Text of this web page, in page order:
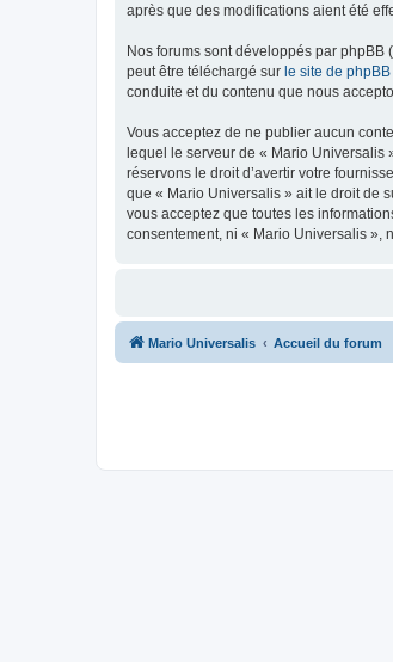
après que des modifications aient été
Nos forums sont développés par
peut être téléchargé sur le site de phpBB
conduite et du contenu que nous
Vous acceptez de ne publier aucun
lequel le serveur de « Mario Universalis
réservons le droit d’avertir votre
que « Mario Universalis » ait le droit de
vous acceptez que toutes les
consentement, ni « Mario Universalis »,
Mario Universalis Accueil du forum